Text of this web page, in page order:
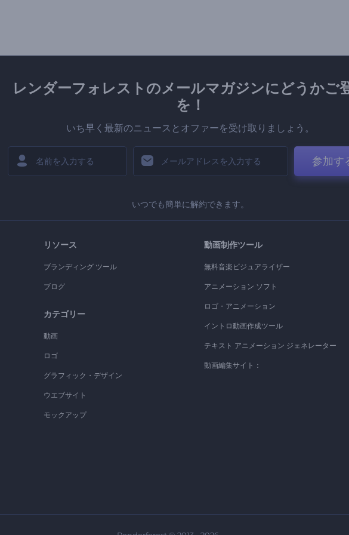
レンダーフォレストのメールマガジンにどうかご
を！
いち早く最新のニュースとオファーを受け取りましょう。
参加す
いつでも簡単に解約できます。
リソース
ブランディング ツール
ブログ
カテゴリー
動画
ロゴ
グラフィック・デザイン
ウエブサイト
モックアップ
動画制作ツール
無料音楽ビジュアライザー
アニメーション ソフト
ロゴ・アニメーション
イントロ動画作成ツール
テキスト アニメーション ジェネレーター
動画編集サイト：